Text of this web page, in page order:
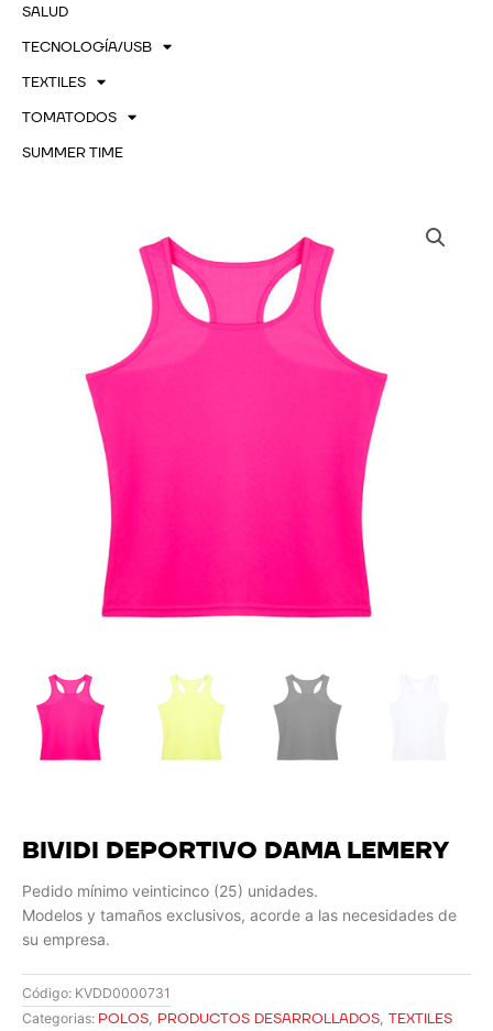
SALUD
TECNOLOGÍA/USB
TEXTILES
TOMATODOS
SUMMER TIME
BIVIDI DEPORTIVO DAMA LEMERY
Pedido mínimo veinticinco (25) unidades.
Modelos y tamaños exclusivos, acorde a las necesidades de
su empresa.
Código: KVDD0000731
Categorias: POLOS, PRODUCTOS DESARROLLADOS, TEXTILES